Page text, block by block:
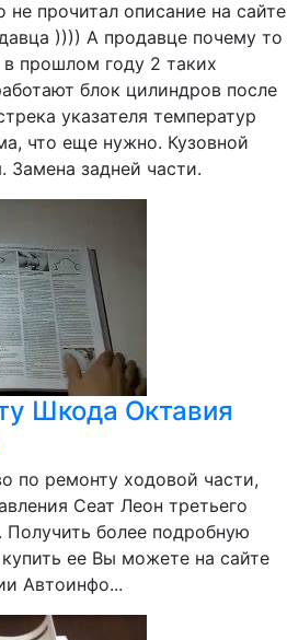
прочитал описание на сайте
)))) А продавце почему то
в прошлом году 2 таких
блок цилиндров после
указателя температур
что еще нужно. Кузовной
задней части.
Шкода Октавия
по ремонту ходовой части,
Сеат Леон третьего
Получить более подробную
ее Вы можете на сайте
Автоинфо...